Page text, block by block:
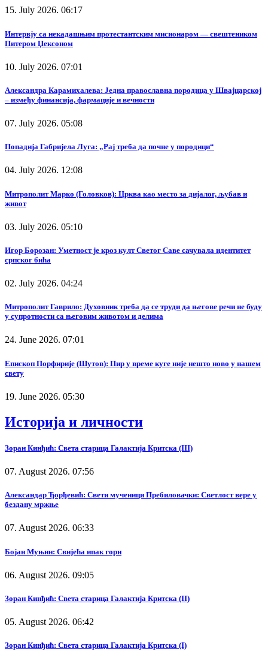
15. July 2026. 06:17
Интервју са некадашњим протестантским мисионаром — свештеником
Питером Џексоном
10. July 2026. 07:01
Александра Карамихалева: Једна православна породица у Швајцарској
– између финансија, фармације и вечности
07. July 2026. 05:08
Попадија Габријела Луга: „Рај треба да почне у породици“
04. July 2026. 12:08
Митрополит Марко (Головков): Црква као место за дијалог, љубав и
живот
03. July 2026. 05:10
Игор Борозан: Уметност је кроз култ Светог Саве сачувала идентитет
српског бића
02. July 2026. 04:24
Митрополит Гаврило: Духовник треба да се труди да његове речи не буду
у супротности са његовим животом и делима
24. June 2026. 07:01
Епископ Порфирије (Шутов): Пир у време куге није нешто ново у нашем
свету
19. June 2026. 05:30
Историја и личности
Зоран Кинђић: Света старица Галактија Критска (III)
07. August 2026. 07:56
Александар Ђорђевић: Свети мученици Пребиловачки: Светлост вере у
бездану мржње
07. August 2026. 06:33
Бојан Муњин: Свијећа ипак гори
06. August 2026. 09:05
Зоран Кинђић: Света старица Галактија Критска (II)
05. August 2026. 06:42
Зоран Кинђић: Света старица Галактија Критска (I)